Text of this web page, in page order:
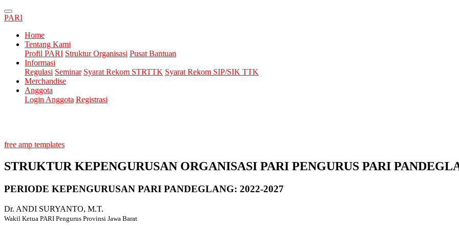
PARI
Home
Tentang Kami
Profil PARI Struktur Organisasi Pusat Bantuan
Informasi
Regulasi Seminar Syarat Rekom STRTTK Syarat Rekom SIP/SIK TTK
Merchandise
Anggota
Login Anggota Registrasi
free amp templates
STRUKTUR KEPENGURUSAN ORGANISASI PARI PENGURUS PARI
PERIODE KEPENGURUSAN PARI PANDEGLANG: 2022-2027
Dr. ANDI SURYANTO, M.T.
Wakil Ketua PARI Pengurus Provinsi Jawa Barat